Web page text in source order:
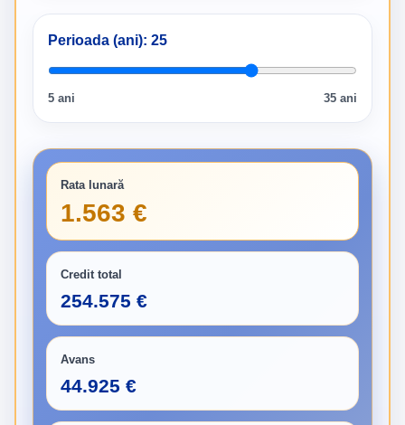
Perioada (ani): 25
5 ani 35 ani
Rata lunară
1.563 €
Credit total
254.575 €
Avans
44.925 €